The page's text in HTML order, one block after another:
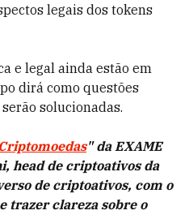
legais dos tokens
e legal ainda estão em
dirá como questões
solucionadas.
" da EXAME
head de criptoativos da
de criptoativos, com o
trazer clareza sobre o